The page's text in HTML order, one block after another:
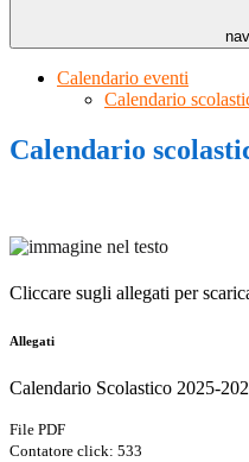
Calendario eventi
Calendario
Calendario
Cliccare sugli allegati per
Allegati
Calendario Scolastico 2025-
File PDF
Contatore click: 533